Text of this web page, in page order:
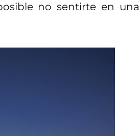
no sentirte en una